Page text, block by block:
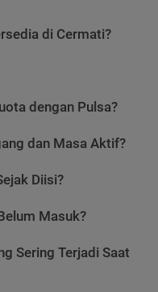
di Cermati?
dengan Pulsa?
dan Masa Aktif?
Diisi?
Masuk?
Sering Terjadi Saat